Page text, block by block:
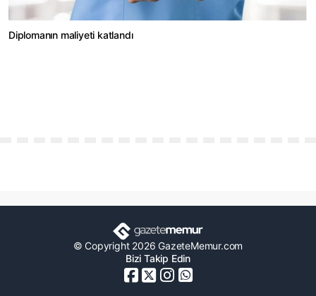
Diplomanın maliyeti katlandı
© Copyright 2026 GazeteMemur.com
Bizi Takip Edin